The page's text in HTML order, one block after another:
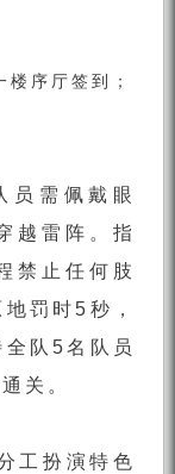
序厅签到；
员需佩戴眼
越雷阵。指
禁止任何肢
罚时5秒，
队5名队员
关。
工扮演特色